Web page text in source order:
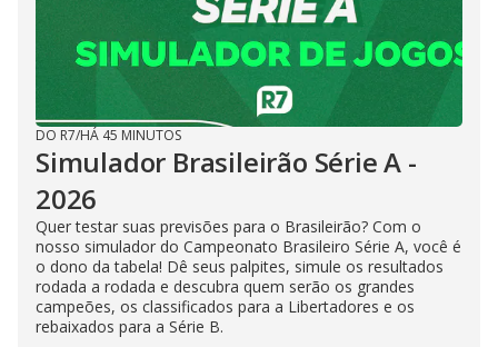
DO R7/HÁ 45 MINUTOS
Simulador Brasileirão Série A -
2026
Quer testar suas previsões para o Brasileirão? Com o
nosso simulador do Campeonato Brasileiro Série A, você é
o dono da tabela! Dê seus palpites, simule os resultados
rodada a rodada e descubra quem serão os grandes
campeões, os classificados para a Libertadores e os
rebaixados para a Série B.